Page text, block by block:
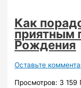
Как
приятным
Рождения
Оставьте
Просмотров: 3